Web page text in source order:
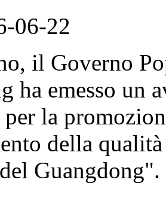
06-22
il Governo
ha emesso un
la
della
Guangdong".